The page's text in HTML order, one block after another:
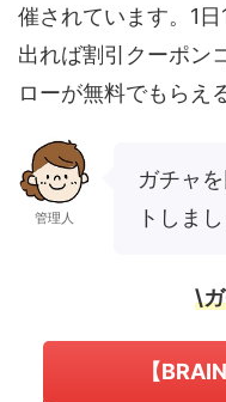
催されています。1
出れば割引クーポン
ローが無料でもらえ
管理人
ガチャ
トしまし
\
【